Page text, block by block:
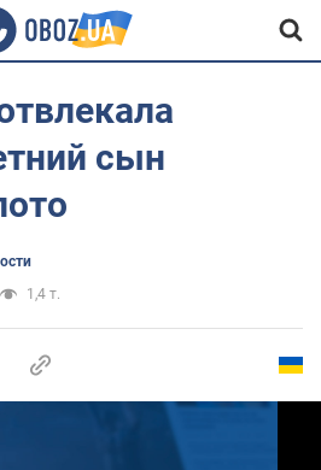
сын
1,4 т.